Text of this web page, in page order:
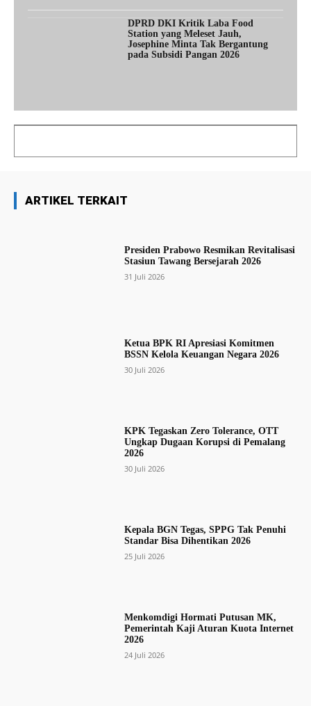
DPRD DKI Kritik Laba Food
Station yang Meleset Jauh,
Josephine Minta Tak Bergantung
pada Subsidi Pangan 2026
ARTIKEL TERKAIT
Presiden Prabowo Resmikan Revitalisasi
Stasiun Tawang Bersejarah 2026
31 Juli 2026
Ketua BPK RI Apresiasi Komitmen
BSSN Kelola Keuangan Negara 2026
30 Juli 2026
KPK Tegaskan Zero Tolerance, OTT
Ungkap Dugaan Korupsi di Pemalang
2026
30 Juli 2026
Kepala BGN Tegas, SPPG Tak Penuhi
Standar Bisa Dihentikan 2026
25 Juli 2026
Menkomdigi Hormati Putusan MK,
Pemerintah Kaji Aturan Kuota Internet
2026
24 Juli 2026